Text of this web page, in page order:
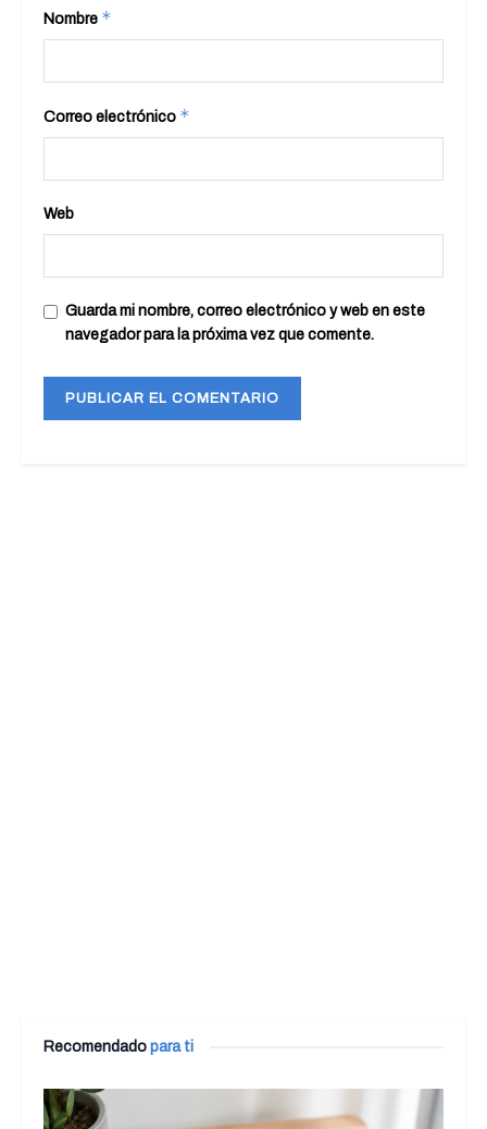
Nombre *
Correo electrónico *
Web
Guarda mi nombre, correo electrónico y web en este
navegador para la próxima vez que comente.
Recomendado para ti